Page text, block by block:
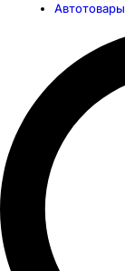
Автотовары